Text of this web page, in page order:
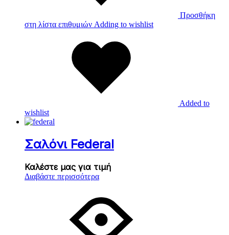
Προσθήκη
στη λίστα επιθυμιών Adding to wishlist
Added to
wishlist
Σαλόνι Federal
Καλέστε μας για τιμή
Διαβάστε περισσότερα